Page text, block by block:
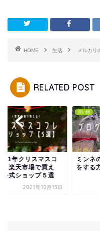
HOME 生活 メルカリ
RELATED POST
年クリスマスコ
】楽天市場で買え
公式ショップ５選
2021年10月13日
買い物
ミンネ
をする